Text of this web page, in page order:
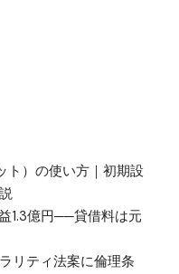
）の使い方｜初期設
1.3億円──貸借料は元
リティ法案に倫理条